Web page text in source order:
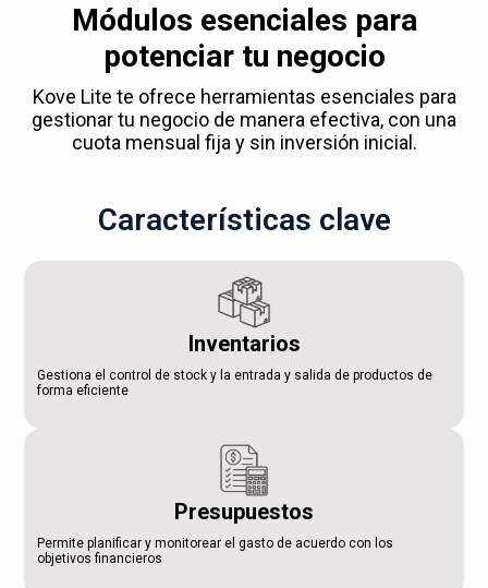
Módulos esenciales para
potenciar tu negocio
Kove Lite te ofrece herramientas esenciales para
gestionar tu negocio de manera efectiva, con una
cuota mensual fija y sin inversión inicial.
Características clave
Inventarios
Gestiona el control de stock y la entrada y salida de productos de
forma eficiente
Presupuestos
Permite planificar y monitorear el gasto de acuerdo con los
objetivos financieros